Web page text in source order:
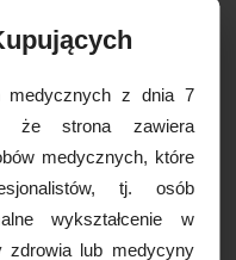
medycznych z dnia 7
że strona zawiera
medycznych, które
tj. osób
wykształcenie w
zdrowia lub medycyny